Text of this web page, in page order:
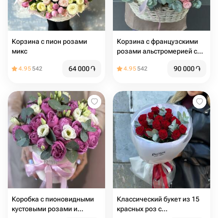
Корзина с пион розами
микс
4.95542 64 000֏
Корзина с французскими
розами альстромерией с
розами с эвкалиптом
4.95542 90 000֏
Коробка с пионовидными
кустовыми розами и
Классический букет из 15
красных роз с